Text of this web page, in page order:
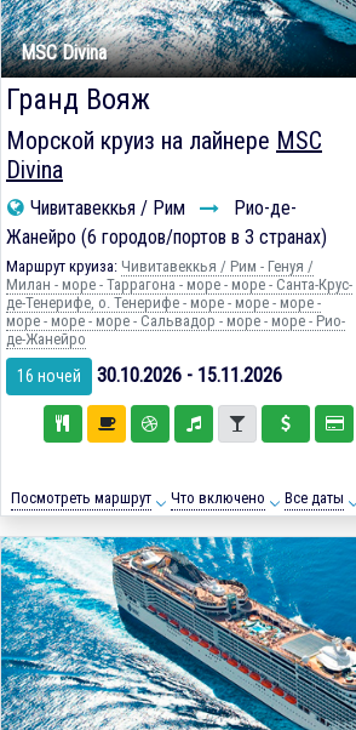
MSC Divina
Гранд Вояж
Морской круиз на лайнере MSC
Divina
Чивитавеккья / Рим
Рио-де-
Жанейро (6 городов/портов в 3 странах)
Маршрут круиза: Чивитавеккья / Рим - Генуя /
Милан - море - Таррагона - море - море - Санта-Крус-
де-Тенерифе, о. Тенерифе - море - море - море -
море - море - море - Сальвадор - море - море - Рио-
де-Жанейро
16 ночей 30.10.2026 - 15.11.2026
Посмотреть маршрут Что включено Все даты